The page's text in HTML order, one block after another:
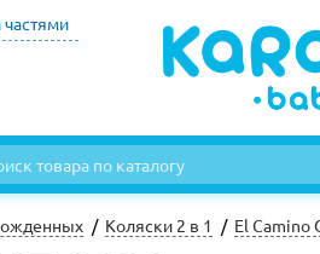
Коляски 2 в 1 El Camino